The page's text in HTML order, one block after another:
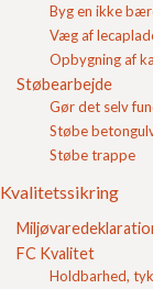
Byg en ikke
Væg af
Opbygning af
Støbearbejde
Gør det selv
Støbe
Støbe trappe
Kvalitetssikring
FC Kvalitet
Holdbarhed,
Anvendelse
Typer og
Bestilling og
Fast